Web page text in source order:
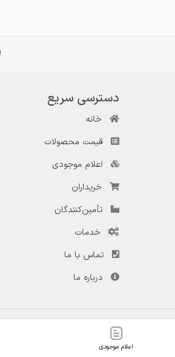
دسترسی سریع
خانه
قیمت محصولات
اعلام موجودی
خریداران
تأمین‌کنندگان
خدمات
تماس با ما
درباره ما
سامانه فولاد ۲۴ است.
اعلام موجودی